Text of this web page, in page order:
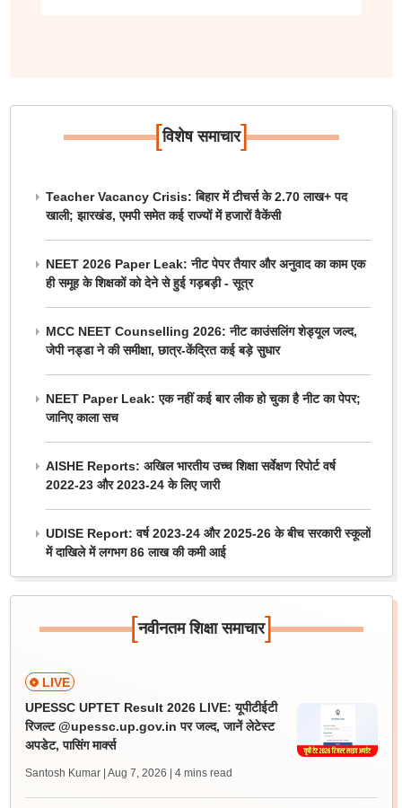
[विशेष समाचार]
Teacher Vacancy Crisis: बिहार में टीचर्स के 2.70 लाख+ पद
खाली; झारखंड, एमपी समेत कई राज्यों में हजारों वैकेंसी
NEET 2026 Paper Leak: नीट पेपर तैयार और अनुवाद का काम एक
ही समूह के शिक्षकों को देने से हुई गड़बड़ी - सूत्र
MCC NEET Counselling 2026: नीट काउंसलिंग शेड्यूल जल्द,
जेपी नड्डा ने की समीक्षा, छात्र-केंद्रित कई बड़े सुधार
NEET Paper Leak: एक नहीं कई बार लीक हो चुका है नीट का पेपर;
जानिए काला सच
AISHE Reports: अखिल भारतीय उच्च शिक्षा सर्वेक्षण रिपोर्ट वर्ष
2022-23 और 2023-24 के लिए जारी
UDISE Report: वर्ष 2023-24 और 2025-26 के बीच सरकारी स्कूलों
में दाखिले में लगभग 86 लाख की कमी आई
[नवीनतम शिक्षा समाचार]
LIVE
UPESSC UPTET Result 2026 LIVE: यूपीटीईटी
रिजल्ट @upessc.up.gov.in पर जल्द, जानें लेटेस्ट
अपडेट, पासिंग मार्क्स
Santosh Kumar | Aug 7, 2026 | 4 mins read